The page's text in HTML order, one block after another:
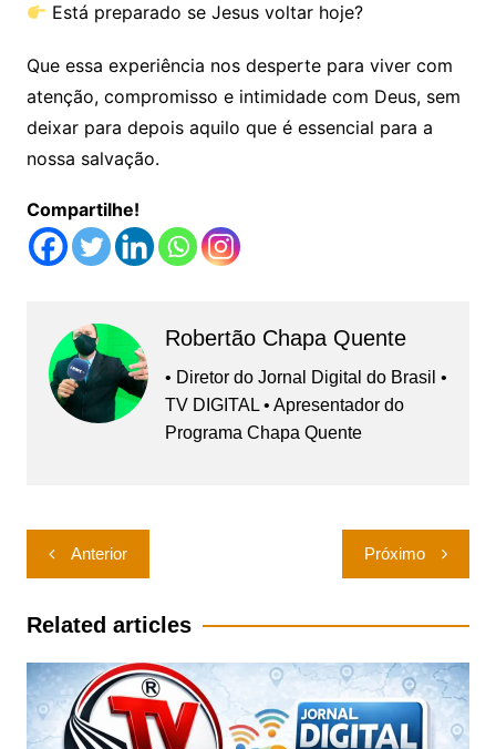
Está preparado se Jesus voltar hoje?
Que essa experiência nos desperte para viver com
atenção, compromisso e intimidade com Deus, sem
deixar para depois aquilo que é essencial para a
nossa salvação.
Compartilhe!
Robertão Chapa Quente
• Diretor do Jornal Digital do Brasil •
TV DIGITAL • Apresentador do
Programa Chapa Quente
Navegação
de
Post
Anterior Próximo
Related articles